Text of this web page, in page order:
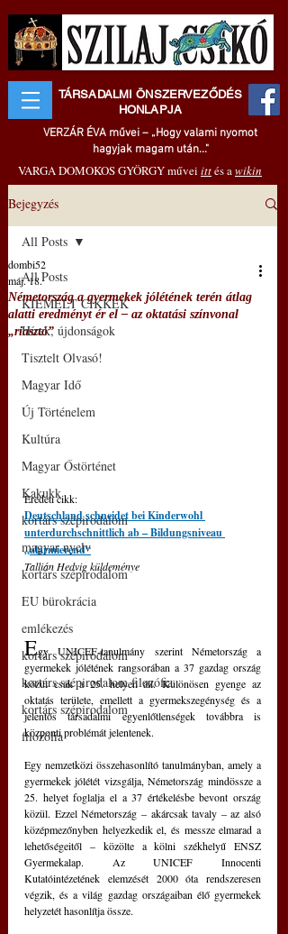
TÁRSADALMI ÖNSZERVEZŐDÉS
HONLAPJA
VERZÁR ÉVA művei – „Hogy valami nyomot
hagyjak magam után..."
VARGA DOMOKOS GYÖRGY művei ittés awikin
Bejegyzés
All Posts
KIEMELT CIKKEK
Hírek, újdonságok
Tisztelt Olvasó!
Magyar Idő
Új Történelem
Kultúra
Magyar Őstörténet
Kakukk
kortárs szépirodalom
magyar nyelv
kortárs szépirodalom
EU bürokrácia
emlékezés
kortárs szépirodalom
kortárs szépirodalom filozófia
kortárs szépirodalom
filozófia
All Posts
Németország a gyermekek jólétének terén átlag
alatti eredményt ér el – az oktatási színvonal
„riasztó”
dombi52
máj. 18.
Eredeti cikk:
Deutschland schneidet bei Kinderwohl
unterdurchschnittlich ab – Bildungsniveau
„alarmierend“
Tallián Hedvig küldeménye
Egy UNICEF-tanulmány szerint Németország a
gyermekek jólétének rangsorában a 37 gazdag ország
közül csak a 25. helyen áll. Különösen gyenge az
oktatás területe, emellett a gyermekszegénység és a
jelentős társadalmi egyenlőtlenségek továbbra is
központi problémát jelentenek.
Egy nemzetközi összehasonlító tanulmányban, amely a
gyermekek jólétét vizsgálja, Németország mindössze a
25. helyet foglalja el a 37 értékelésbe bevont ország
közül. Ezzel Németország – akárcsak tavaly – az alsó
középmezőnyben helyezkedik el, és messze elmarad a
lehetőségeitől – közölte a kölni székhelyű ENSZ
Gyermekalap. Az UNICEF Innocenti
Kutatóintézetének elemzését 2000 óta rendszeresen
végzik, és a világ gazdag országaiban élő gyermekek
helyzetét hasonlítja össze.